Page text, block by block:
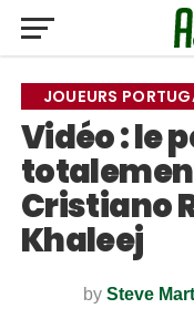
JOUEURS
Vidéo : le
Cristiano
Khaleej
by Steve